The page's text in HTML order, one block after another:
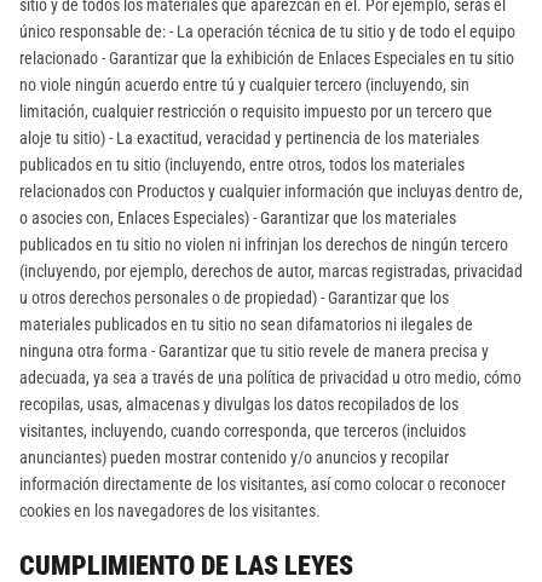
sitio y de todos los materiales que aparezcan en él. Por ejemplo, serás el
único responsable de: - La operación técnica de tu sitio y de todo el equipo
relacionado - Garantizar que la exhibición de Enlaces Especiales en tu sitio
no viole ningún acuerdo entre tú y cualquier tercero (incluyendo, sin
limitación, cualquier restricción o requisito impuesto por un tercero que
aloje tu sitio) - La exactitud, veracidad y pertinencia de los materiales
publicados en tu sitio (incluyendo, entre otros, todos los materiales
relacionados con Productos y cualquier información que incluyas dentro de,
o asocies con, Enlaces Especiales) - Garantizar que los materiales
publicados en tu sitio no violen ni infrinjan los derechos de ningún tercero
(incluyendo, por ejemplo, derechos de autor, marcas registradas, privacidad
u otros derechos personales o de propiedad) - Garantizar que los
materiales publicados en tu sitio no sean difamatorios ni ilegales de
ninguna otra forma - Garantizar que tu sitio revele de manera precisa y
adecuada, ya sea a través de una política de privacidad u otro medio, cómo
recopilas, usas, almacenas y divulgas los datos recopilados de los
visitantes, incluyendo, cuando corresponda, que terceros (incluidos
anunciantes) pueden mostrar contenido y/o anuncios y recopilar
información directamente de los visitantes, así como colocar o reconocer
cookies en los navegadores de los visitantes.
CUMPLIMIENTO DE LAS LEYES